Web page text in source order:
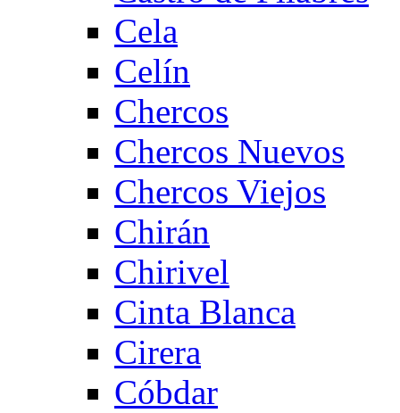
Cela
Celín
Chercos
Chercos Nuevos
Chercos Viejos
Chirán
Chirivel
Cinta Blanca
Cirera
Cóbdar